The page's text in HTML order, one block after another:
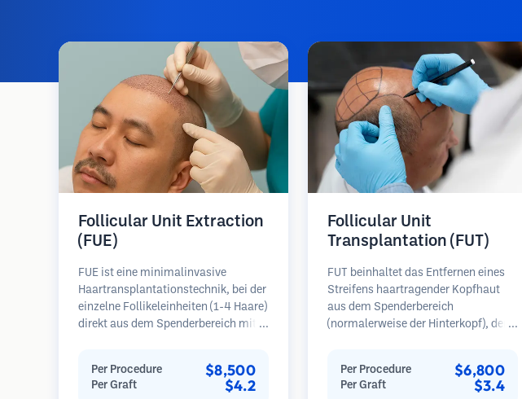
Follicular Unit Extraction
(FUE)
FUE ist eine minimalinvasive
Haartransplantationstechnik, bei der
einzelne Follikeleinheiten (1-4 Haare)
direkt aus dem Spenderbereich mit
werden dann in die
Empfängerbereiche in kahlen Zonen
Per Procedure $8,500
Per Graft $4.2
Follicular Unit
Transplantation (FUT)
FUT beinhaltet das Entfernen eines
Streifens haartragender Kopfhaut
aus dem Spenderbereich
(normalerweise der Hinterkopf), der
Diese Einheiten werden in den
Empfängerbereich transplantiert.
Per Procedure $6,800
Per Graft $3.4